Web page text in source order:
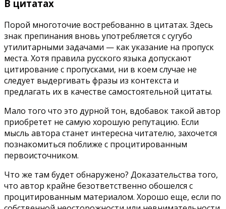
В цитатах
Порой многоточие востребованно в цитатах. Здесь
знак препинания вновь употребляется с сугубо
утилитарными задачами — как указание на пропуск
места. Хотя правила русского языка допускают
цитирование с пропусками, ни в коем случае не
следует выдергивать фразы из контекста и
предлагать их в качестве самостоятельной цитаты.
Мало того что это дурной тон, вдобавок такой автор
приобретет не самую хорошую репутацию. Если
мысль автора станет интересна читателю, захочется
познакомиться поближе с процитированным
первоисточником.
Что же там будет обнаружено? Доказательства того,
что автор крайне безответственно обошелся с
процитированным материалом. Хорошо еще, если по